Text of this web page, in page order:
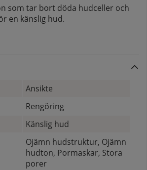
som tar bort döda hudceller och
en känslig hud.
Ansikte
Rengöring
Känslig hud
Ojämn hudstruktur, Ojämn
hudton, Pormaskar, Stora
porer